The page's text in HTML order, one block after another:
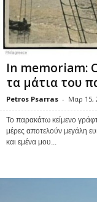
In memoriam:
τα μάτια του
Petros Psarras - Μαρ 15,
To παρακάτω κείμενο
μέρες αποτελούν μεγάλη
και εμένα μου...